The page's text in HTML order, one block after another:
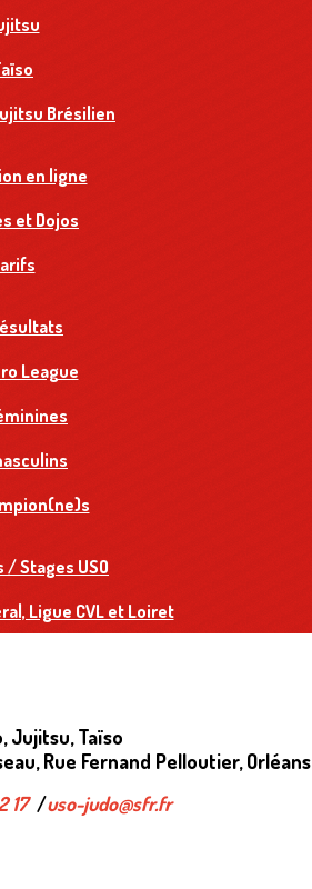
Brésilien
en ligne
et Dojos
League
Stages USO
Ligue CVL et Loiret
Jujitsu, Taïso
Rue Fernand Pelloutier, Orléans
17 /uso-judo@sfr.fr